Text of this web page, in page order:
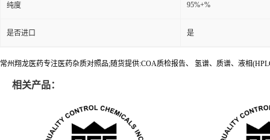
纯度 95%+%
是否进口 是
常州翔龙医药专注医药杂质对照品;随货提供:COA质检报告、 氢谱、质谱、液相
相关产品：